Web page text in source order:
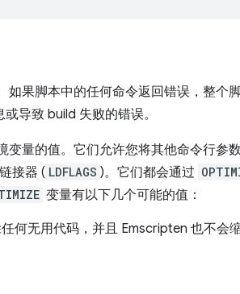
如果脚本中的任何命令返回错误，整个
导致 build 失败的错误。
变量的值。它们允许您将其他命令行参
接器 ( LDFLAGS )。它们都会通过
变量有以下几个可能的值：
何无用代码，并且 Emscripten 也不会